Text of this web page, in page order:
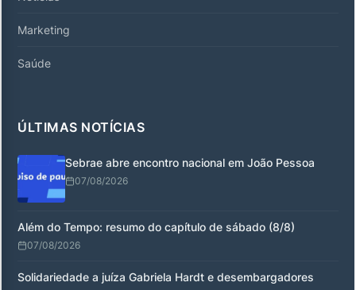
Marketing
Saúde
ÚLTIMAS NOTÍCIAS
Sebrae abre encontro nacional em João Pessoa
07/08/2026
Além do Tempo: resumo do capítulo de sábado (8/8)
07/08/2026
Solidariedade a juíza Gabriela Hardt e desembargadores